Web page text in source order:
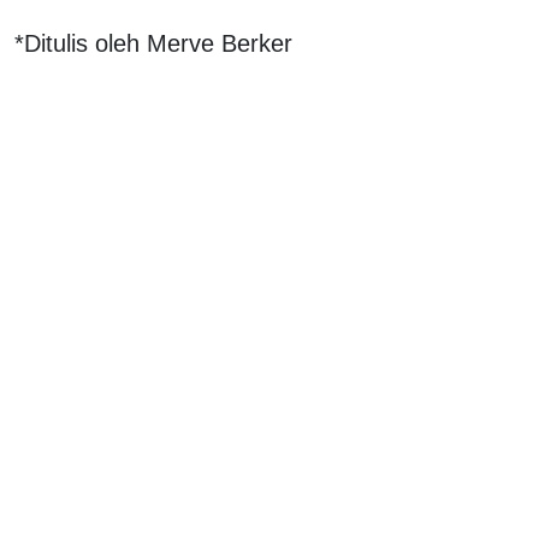
*Ditulis oleh Merve Berker